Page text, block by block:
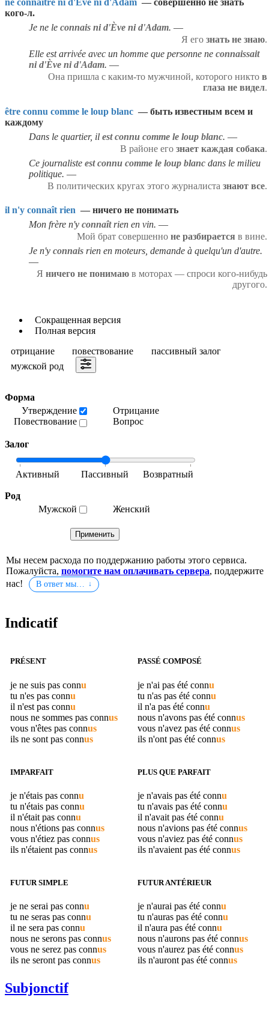
ne connaître ni d'Eve ni d'Adam — совершенно не знать
кого-л.
Je ne le connais ni d'Ève ni d'Adam.
Я его знать не знаю.
Elle est arrivée avec un homme que personne ne connaissait
ni d'Ève ni d'Adam.
Она пришла с каким-то мужчиной, которого никто в
глаза не видел.
être connu comme le loup blanc — быть известным всем и
каждому
Dans le quartier, il est connu comme le loup blanc.
В районе его знает каждая собака.
Ce journaliste est connu comme le loup blanc dans le milieu
politique.
В политических кругах этого журналиста знают все.
il n'y connaît rien — ничего не понимать
Mon frère n'y connaîtrien en vin.
Мой брат совершенно не разбирается в вине.
Je n'y connais rien en moteurs, demande à quelqu'un d'autre.
Я ничего не понимаю в моторах — спроси кого-нибудь
другого.
Сокращенная версия
Полная версия
отрицание
повествование
пассивный залог
мужской род
Форма
Утверждение
Повествование
Отрицание
Вопрос
Залог
Род
Мужской
Женский
Мы несем расхода по поддержанию работы этого сервиса.
Пожалуйста, помогите нам оплачивать сервера, поддержите
нас!
В ответ мы…
Indicatif
PRÉSENT
je ne suis pas connu
tu n'es pas connu
il n'est pas connu
nous ne sommes pas connus
vous n'êtes pas connus
ils ne sont pas connus
PASSÉ COMPOSÉ
je n'ai pas été connu
tu n'as pas été connu
il n'a pas été connu
nous n'avons pas été connus
vous n'avez pas été connus
ils n'ont pas été connus
IMPARFAIT
je n'étais pas connu
tu n'étais pas connu
il n'était pas connu
nous n'étions pas connus
vous n'étiez pas connus
ils n'étaient pas connus
PLUS QUE PARFAIT
je n'avais pas été connu
tu n'avais pas été connu
il n'avait pas été connu
nous n'avions pas été connus
vous n'aviez pas été connus
ils n'avaient pas été connus
FUTUR SIMPLE
je ne serai pas connu
tu ne seras pas connu
il ne sera pas connu
nous ne serons pas connus
vous ne serez pas connus
ils ne seront pas connus
FUTUR ANTÉRIEUR
je n'aurai pas été connu
tu n'auras pas été connu
il n'aura pas été connu
nous n'aurons pas été connus
vous n'aurez pas été connus
ils n'auront pas été connus
Subjonctif